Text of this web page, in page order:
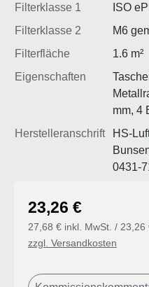
Filterklasse 1
ISO
Filterklasse 2
M6
Filterfläche
1.6 m²
Eigenschaften
mm, 4
Herstelleranschrift
HS-
0431-
Regulärer Preis:
23,26 €
27,68 € inkl. MwSt. / 23,26
zzgl. Versandkosten